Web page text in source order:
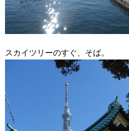
スカイツリーのすぐ、そば。